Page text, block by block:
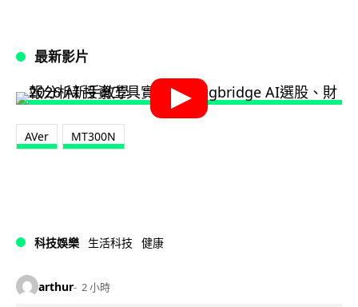
最新影片
AVer MT300N
科技娛樂 生活科技 健康
arthur 2 小時